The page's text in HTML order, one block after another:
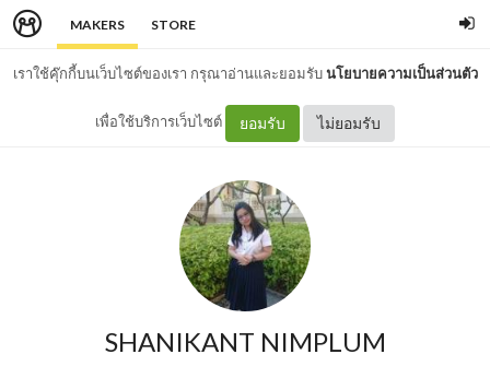
MAKERS STORE
เราใช้คุ๊กกี้บนเว็บไซต์ของเรา กรุณาอ่านและยอมรับนโยบายความเป็นส่วนตัว
เพื่อใช้บริการเว็บไซต์ ยอมรับ ไม่ยอมรับ
SHANIKANT NIMPLUM